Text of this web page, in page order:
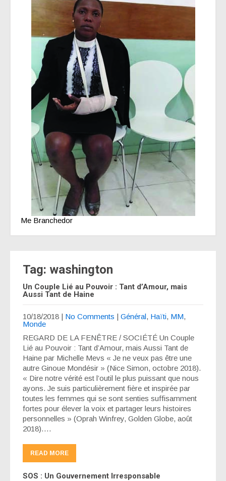
Me Branchedor
Tag: washington
Un Couple Lié au Pouvoir : Tant d’Amour, mais
Aussi Tant de Haine
10/18/2018 | No Comments | Général, Haïti, MM,
Monde
REGARD DE LA FENÊTRE / SOCIÉTÉ Un Couple
Lié au Pouvoir : Tant d’Amour, mais Aussi Tant de
Haine par Michelle Mevs « Je ne veux pas être une
autre Ginoue Mondésir » (Nice Simon, octobre 2018).
« Dire notre vérité est l’outil le plus puissant que nous
ayons. Je suis particulièrement fière et inspirée par
toutes les femmes qui se sont senties suffisamment
fortes pour élever la voix et partager leurs histoires
personnelles » (Oprah Winfrey, Golden Globe, août
2018)….
READ MORE
SOS : Un Gouvernement Irresponsable